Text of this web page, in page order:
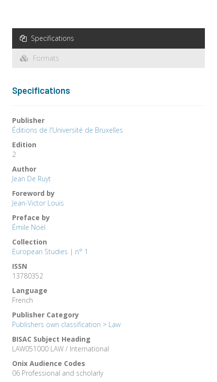
Specifications
Formats
Specifications
Publisher
Éditions de l'Université de Bruxelles
Edition
2
Author
Jean De Ruyt
Foreword by
Jean-Victor Louis
Preface by
Émile Noël
Collection
European Studies | n° 1
ISSN
13780352
Language
French
Publisher Category
Publishers own classification > Law
BISAC Subject Heading
LAW051000 LAW / International
Onix Audience Codes
06 Professional and scholarly